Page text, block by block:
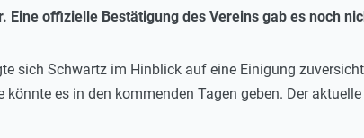
Eine offizielle Bestätigung des Vereins gab es noch
sich Schwartz im Hinblick auf eine Einigung
es in den kommenden Tagen geben. Der